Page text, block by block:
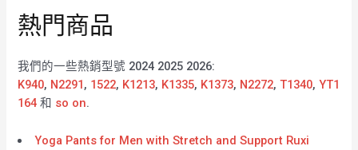
熱門商品
我們的一些熱銷型號 2024 2025 2026:
K940, N2291 , 1522, K1213, K1335, K1373, N2272,T1340,YT1
164 和 so on.
Yoga Pants for Men with Stretch and Support Ruxi